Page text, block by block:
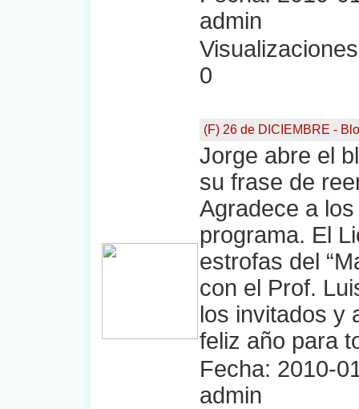
admin
0
(F) 26 de DICIEMBRE -
Jorge abre el
su frase de
Agradece a
programa. El
estrofas del
con el Prof.
los invitados y
feliz año para
Fecha: 2010-
admin